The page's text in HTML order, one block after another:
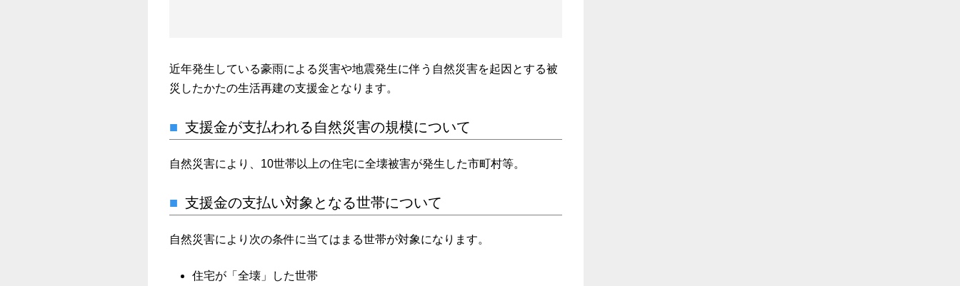
近年発生している豪雨による災害や地震発生に伴う自然災害を起因とする被
災したかたの生活再建の支援金となります。
支援金が支払われる自然災害の規模について
自然災害により、10世帯以上の住宅に全壊被害が発生した市町村等。
支援金の支払い対象となる世帯について
自然災害により次の条件に当てはまる世帯が対象になります。
住宅が「全壊」した世帯